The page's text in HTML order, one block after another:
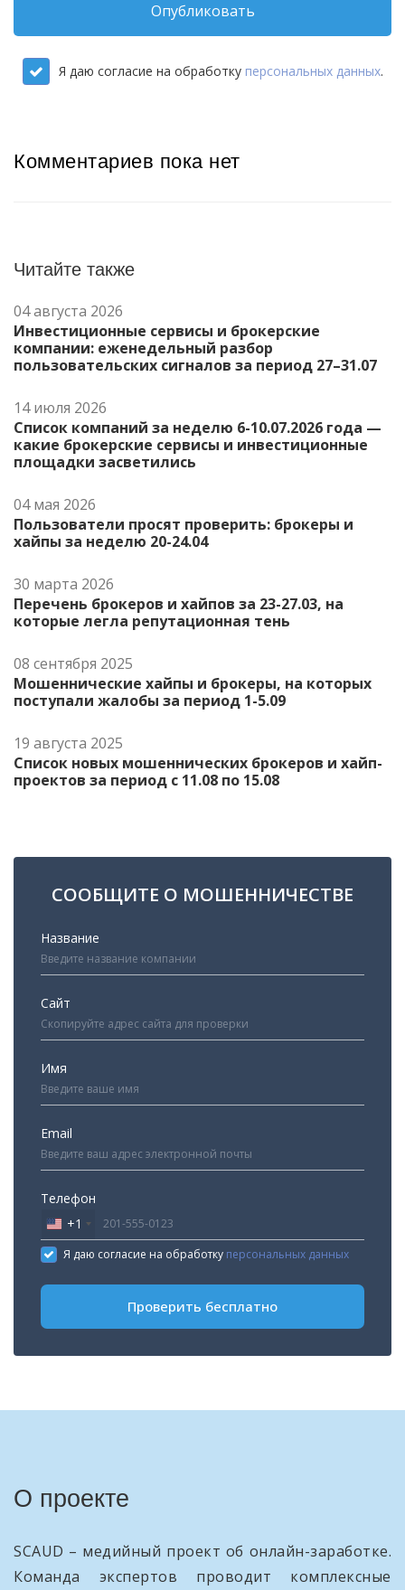
Опубликовать
Я даю согласие на обработку персональных данных.
Комментариев пока нет
Читайте также
04 августа 2026
Инвестиционные сервисы и брокерские
компании: еженедельный разбор
пользовательских сигналов за период 27–31.07
14 июля 2026
Список компаний за неделю 6-10.07.2026 года —
какие брокерские сервисы и инвестиционные
площадки засветились
04 мая 2026
Пользователи просят проверить: брокеры и
хайпы за неделю 20-24.04
30 марта 2026
Перечень брокеров и хайпов за 23-27.03, на
которые легла репутационная тень
08 сентября 2025
Мошеннические хайпы и брокеры, на которых
поступали жалобы за период 1-5.09
19 августа 2025
Список новых мошеннических брокеров и хайп-
проектов за период с 11.08 по 15.08
СООБЩИТЕ О МОШЕННИЧЕСТВЕ
Название
Сайт
Имя
Email
Телефон
United
States
+1
+1
Я даю согласие на обработку персональных данных
Проверить бесплатно
О проекте
SCAUD – медийный проект об онлайн-заработке.
Команда экспертов проводит комплексные